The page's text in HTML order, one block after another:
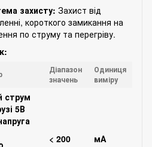
захисту: Захист від
короткого замикання на
по струму та перегріву.
Діапазон
значень
Одиниця
виміру
струм
5В
< 200 мА